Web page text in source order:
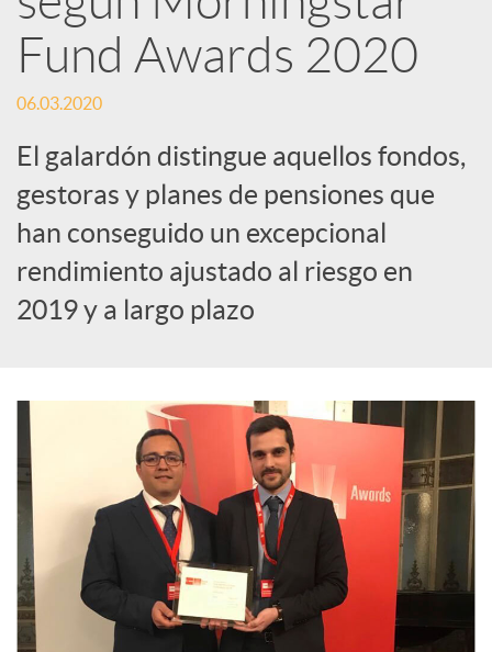
e
s
S
o
c
i
a
l
e
Fund Awards 2020
06.03.2020
El galardón distingue aquellos fondos,
gestoras y planes de pensiones que
han conseguido un excepcional
rendimiento ajustado al riesgo en
2019 y a largo plazo